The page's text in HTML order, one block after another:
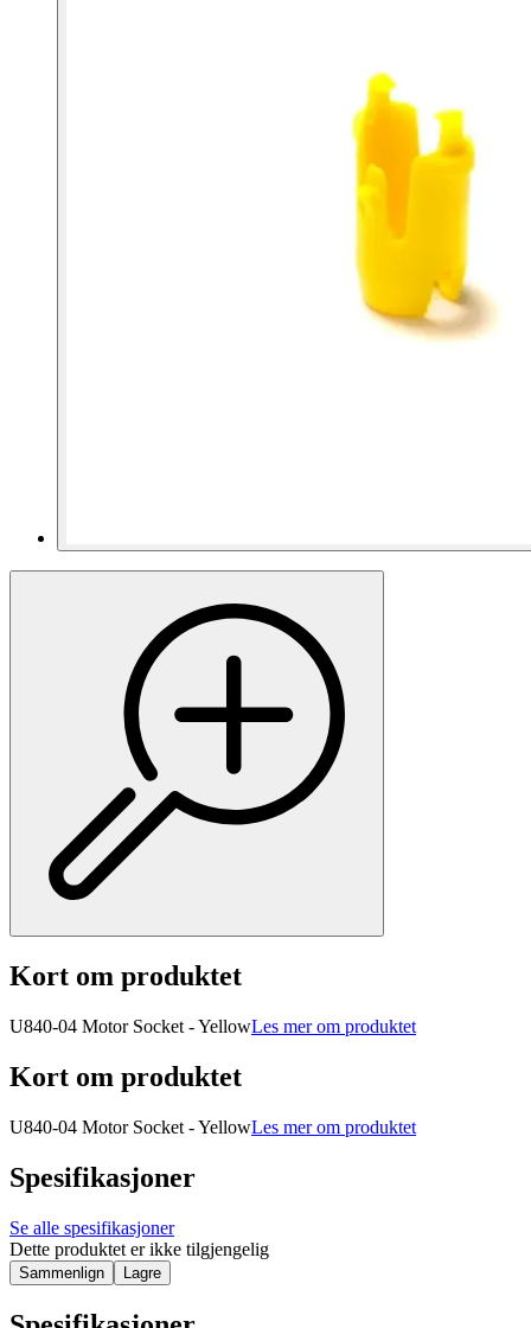
Kort om produktet
U840-04 Motor Socket - YellowLes mer om produktet
Kort om produktet
U840-04 Motor Socket - YellowLes mer om produktet
Spesifikasjoner
Se alle spesifikasjoner
Dette produktet er ikke tilgjengelig
Sammenlign Lagre